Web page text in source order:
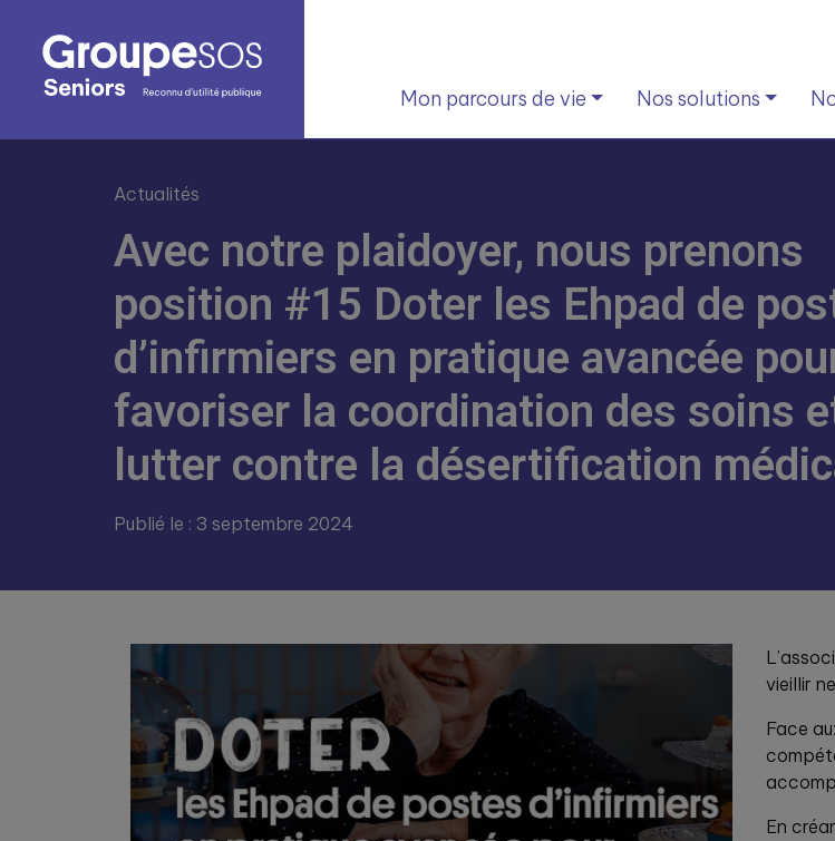
Mon parcours de vie Nos solutions
Actualités
Avec notre plaidoyer, nous prenons
position #15 Doter les Ehpad de
d’infirmiers en pratique avancée
favoriser la coordination des soins
lutter contre la désertification
Publié le : 3 septembre 2024
vieillir
Face
En